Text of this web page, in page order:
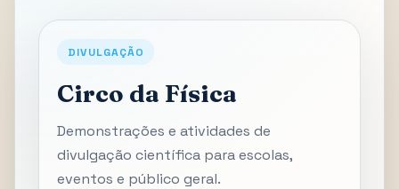
DIVULGAÇÃO
Circo da Física
Demonstrações e atividades de
divulgação científica para escolas,
eventos e público geral.